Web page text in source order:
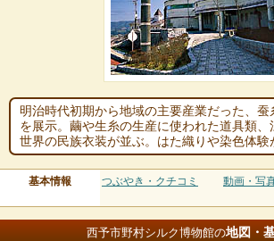
明治時代初期から地域の主要産業だった、
を展示。繭や生糸の生産に使われた道具類
世界の民族衣装が並ぶ。はた織りや染色体験
基本情報 つぶやき・クチコミ 動画・写
西予市野村シルク博物館の地図・